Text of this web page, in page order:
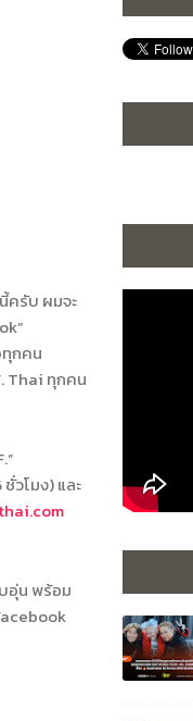
รับ ผมจะ
กคน
Thai ทุกคน
ชั่วโมง) และ
อุ่น พร้อม